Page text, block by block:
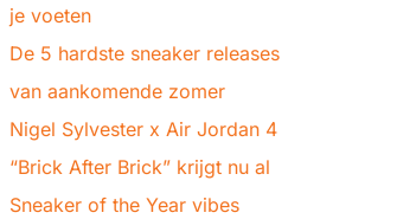
je voeten
De 5 hardste sneaker releases
van aankomende zomer
Nigel Sylvester x Air Jordan 4
“Brick After Brick” krijgt nu al
Sneaker of the Year vibes